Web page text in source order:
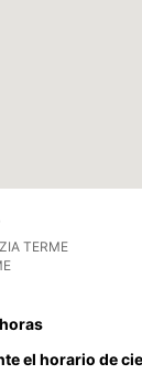
TERME
el horario de